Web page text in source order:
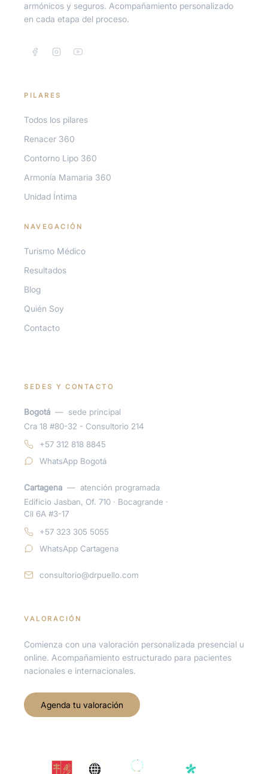
armónicos y seguros. Acompañamiento personalizado
en cada etapa del proceso.
PILARES
Todos los pilares
Renacer 360
Contorno Lipo 360
Armonía Mamaria 360
Unidad Íntima
NAVEGACIÓN
Turismo Médico
Resultados
Blog
Quién Soy
Contacto
SEDES Y CONTACTO
Bogotá — sede principal
Cra 18 #80-32 - Consultorio 214
+57 312 818 8845
WhatsApp Bogotá
Cartagena — atención programada
Edificio Jasban, Of. 710 · Bocagrande ·
Cll 6A #3-17
+57 323 305 5055
WhatsApp Cartagena
consultorio@drpuello.com
VALORACIÓN
Comienza con una valoración personalizada presencial u
online. Acompañamiento estructurado para pacientes
nacionales e internacionales.
Agenda tu valoración